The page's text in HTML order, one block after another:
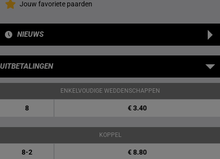
Jouw favoriete paarden
NIEUWS
UITBETALINGEN
ENKELVOUDIGE WEDDENSCHAPPEN
8 € 3.40
KOPPEL
8-2 € 8.80